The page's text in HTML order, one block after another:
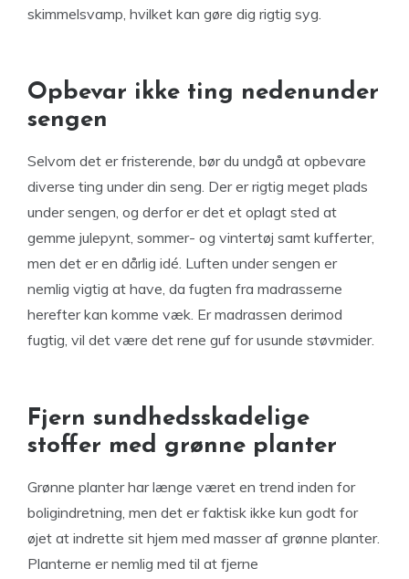
skimmelsvamp, hvilket kan gøre dig rigtig syg.
Opbevar ikke ting nedenunder
sengen
Selvom det er fristerende, bør du undgå at opbevare
diverse ting under din seng. Der er rigtig meget plads
under sengen, og derfor er det et oplagt sted at
gemme julepynt, sommer- og vintertøj samt kufferter,
men det er en dårlig idé. Luften under sengen er
nemlig vigtig at have, da fugten fra madrasserne
herefter kan komme væk. Er madrassen derimod
fugtig, vil det være det rene guf for usunde støvmider.
Fjern sundhedsskadelige
stoffer med grønne planter
Grønne planter har længe været en trend inden for
boligindretning, men det er faktisk ikke kun godt for
øjet at indrette sit hjem med masser af grønne planter.
Planterne er nemlig med til at fjerne